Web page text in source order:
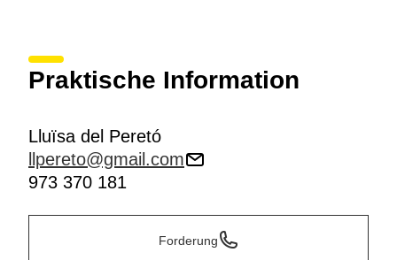
Praktische Information
Lluïsa del Peretó
llpereto@gmail.com
973 370 181
Forderung